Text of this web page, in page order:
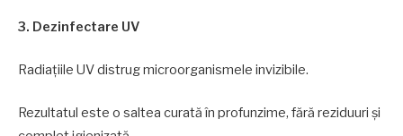
3. Dezinfectare UV
Radiațiile UV distrug microorganismele invizibile.
Rezultatul este o saltea curată în profunzime, fără reziduuri și